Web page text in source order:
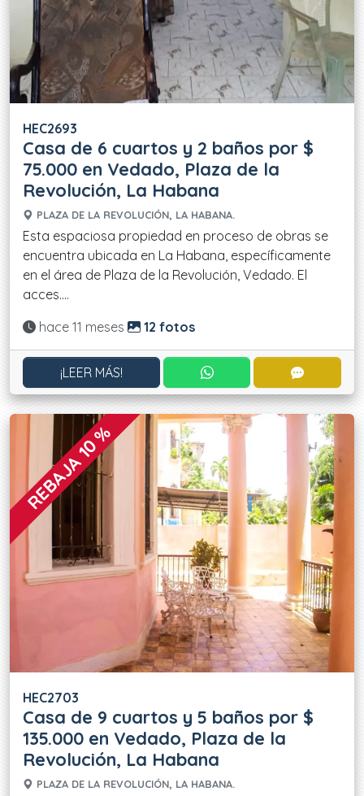
HEC2693
Casa de 6 cuartos y 2 baños por $
75.000 en Vedado, Plaza de la
Revolución, La Habana
PLAZA DE LA REVOLUCIÓN, LA HABANA.
Esta espaciosa propiedad en proceso de obras se
encuentra ubicada en La Habana, específicamente
en el área de Plaza de la Revolución, Vedado. El
acces....
Actualizado:
hace 11 meses 12 fotos
¡LEER MÁS! CONTACTAR POR
REBAJA 10 %
HEC2703
Casa de 9 cuartos y 5 baños por $
135.000 en Vedado, Plaza de la
Revolución, La Habana
PLAZA DE LA REVOLUCIÓN, LA HABANA.